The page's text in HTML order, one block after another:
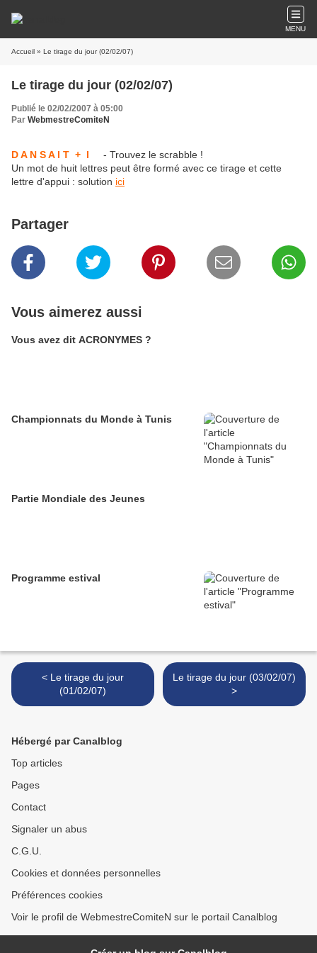
MENU
Accueil » Le tirage du jour (02/02/07)
Le tirage du jour (02/02/07)
Publié le 02/02/2007 à 05:00
Par WebmestreComiteN
D A N S A I T + I
- Trouvez le scrabble !
Un mot de huit lettres peut être formé avec ce tirage et cette
lettre d'appui : solution ici
Partager
Vous aimerez aussi
Vous avez dit ACRONYMES ?
Championnats du Monde à Tunis
Partie Mondiale des Jeunes
Programme estival
< Le tirage du jour
(01/02/07)
Le tirage du jour (03/02/07)
>
Hébergé par Canalblog
Top articles
Pages
Contact
Signaler un abus
C.G.U.
Cookies et données personnelles
Préférences cookies
Voir le profil de WebmestreComiteN sur le portail Canalblog